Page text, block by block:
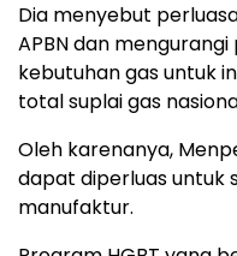
Dia menyebut
APBN dan
kebutuhan gas untuk
total suplai gas
Oleh karenanya,
dapat diperluas untuk
manufaktur.